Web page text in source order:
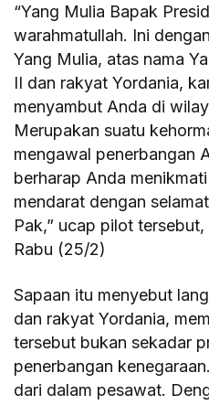
“Yang Mulia Bapak
warahmatullah. Ini
Yang Mulia, atas nama
II dan rakyat Yordania,
menyambut Anda di
Merupakan suatu
mengawal penerbangan
berharap Anda
mendarat dengan
Pak,” ucap pilot
Rabu (25/2)
Sapaan itu menyebut
dan rakyat Yordania,
tersebut bukan sekadar
penerbangan
dari dalam pesawat.